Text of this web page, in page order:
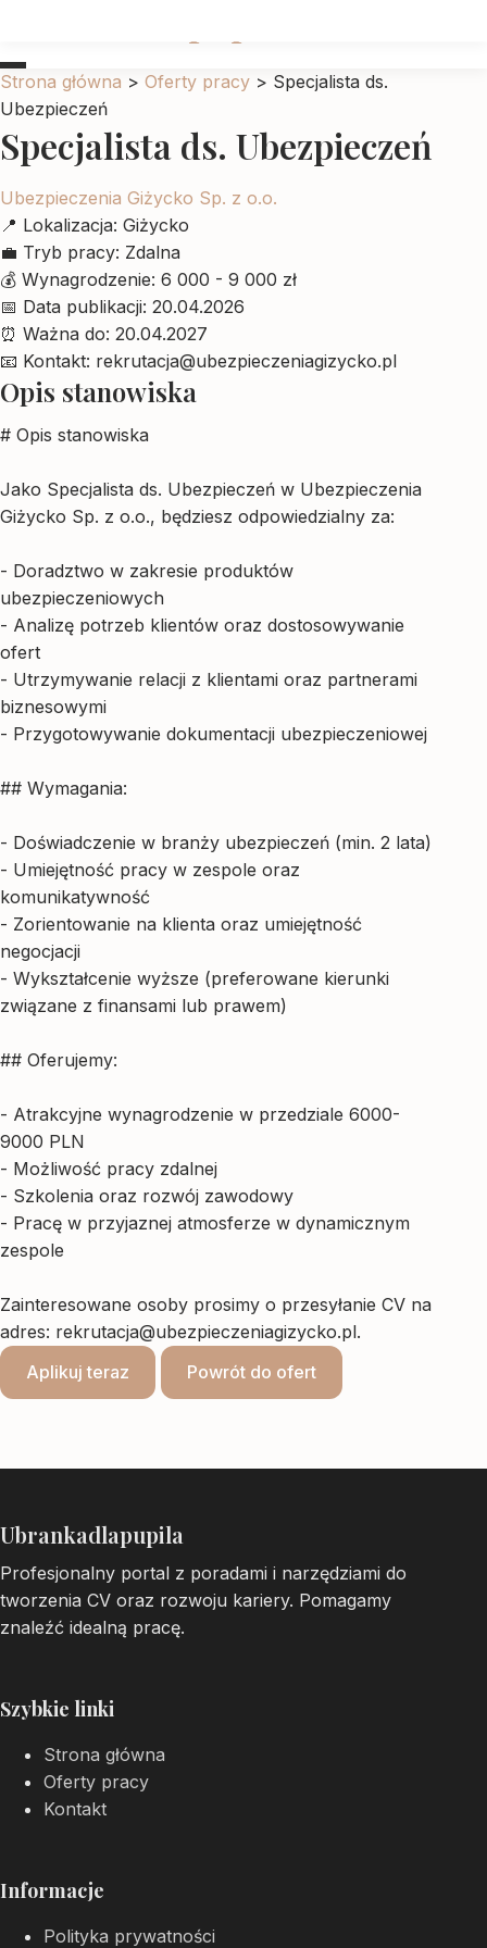
Strona główna > Oferty pracy > Specjalista ds.
Ubezpieczeń
Specjalista ds. Ubezpieczeń
Ubezpieczenia Giżycko Sp. z o.o.
📍 Lokalizacja: Giżycko
💼 Tryb pracy: Zdalna
💰 Wynagrodzenie: 6 000 - 9 000 zł
📅 Data publikacji: 20.04.2026
⏰ Ważna do: 20.04.2027
📧 Kontakt: rekrutacja@ubezpieczeniagizycko.pl
Opis stanowiska
# Opis stanowiska
Jako Specjalista ds. Ubezpieczeń w Ubezpieczenia
Giżycko Sp. z o.o., będziesz odpowiedzialny za:
- Doradztwo w zakresie produktów
ubezpieczeniowych
- Analizę potrzeb klientów oraz dostosowywanie
ofert
- Utrzymywanie relacji z klientami oraz partnerami
biznesowymi
- Przygotowywanie dokumentacji ubezpieczeniowej
## Wymagania:
- Doświadczenie w branży ubezpieczeń (min. 2 lata)
- Umiejętność pracy w zespole oraz
komunikatywność
- Zorientowanie na klienta oraz umiejętność
negocjacji
- Wykształcenie wyższe (preferowane kierunki
związane z finansami lub prawem)
## Oferujemy:
- Atrakcyjne wynagrodzenie w przedziale 6000-
9000 PLN
- Możliwość pracy zdalnej
- Szkolenia oraz rozwój zawodowy
- Pracę w przyjaznej atmosferze w dynamicznym
zespole
Zainteresowane osoby prosimy o przesyłanie CV na
adres: rekrutacja@ubezpieczeniagizycko.pl.
Aplikuj teraz
Powrót do ofert
Ubrankadlapupila
Profesjonalny portal z poradami i narzędziami do
tworzenia CV oraz rozwoju kariery. Pomagamy
znaleźć idealną pracę.
Szybkie linki
Strona główna
Oferty pracy
Kontakt
Informacje
Polityka prywatności